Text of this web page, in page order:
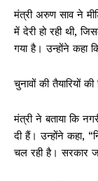
मंत्री अरुण साव ने
में देरी हो रही थी,
गया है। उन्होंने कहा
चुनावों की तैयारियों की
मंत्री ने बताया कि
दी हैं। उन्होंने कहा,
चल रही है। सरकार